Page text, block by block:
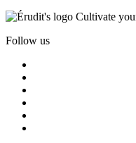
Cultivate
Follow us